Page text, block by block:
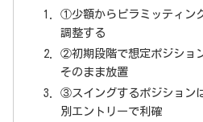
①少額からピラミッティン
調整する
②初期段階で想定ポジショ
そのまま放置
③スイングするポジション
別エントリーで利確